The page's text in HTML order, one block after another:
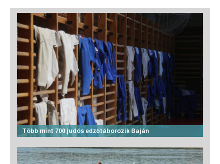
Több mint 700 judós edzőtáborozik Baján